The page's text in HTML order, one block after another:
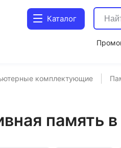
Каталог
комплектующие
память